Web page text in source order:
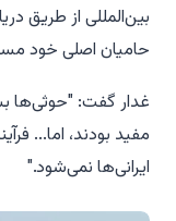
بین‌المللی از طریق
حامیان اصلی خود
غدار گفت:
مفید بودند، اما...
ایرانی‌ها نمی‌شود."